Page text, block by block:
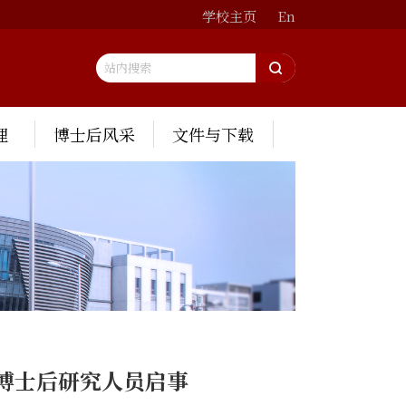
学校主页 En
博士后风采 文件与下载
士后研究人员启事